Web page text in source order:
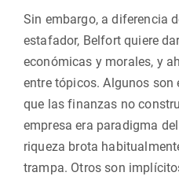
Sin embargo, a diferencia
estafador, Belfort quiere
económicas y morales, y
entre tópicos. Algunos son
que las finanzas no
empresa era paradigma
riqueza brota
trampa. Otros son